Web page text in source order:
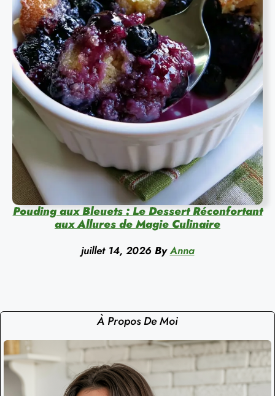
Pouding aux Bleuets : Le Dessert Réconfortant
aux Allures de Magie Culinaire
juillet 14, 2026 By Anna
À Propos De Moi